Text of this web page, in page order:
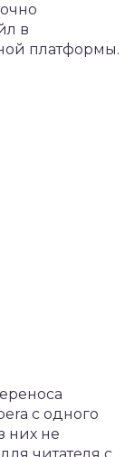
в
платформы.
с одного
них не